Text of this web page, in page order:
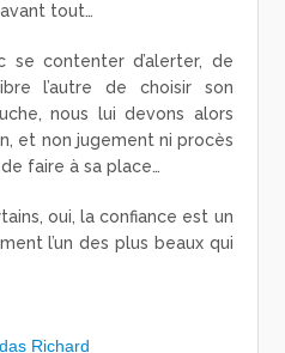
tout…
se contenter d’alerter, de
l’autre de choisir son
nous lui devons alors
et non jugement ni procès
faire à sa place…
oui, la confiance est un
l’un des plus beaux qui
Richard